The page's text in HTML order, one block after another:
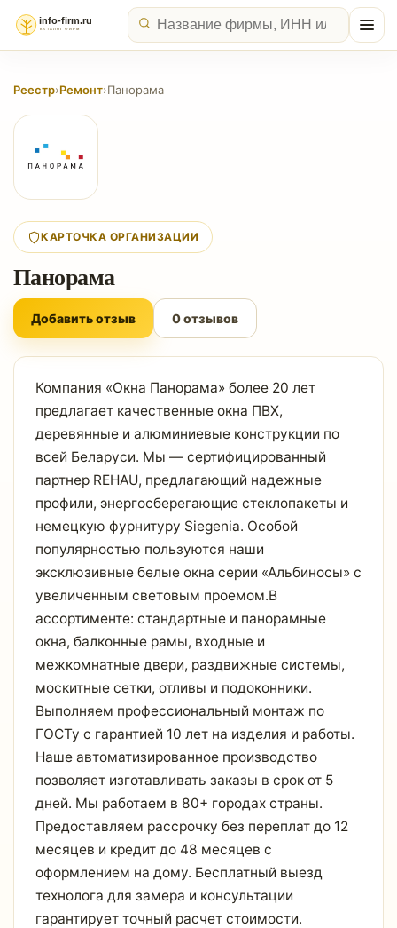
Реестр›Ремонт›Панорама
КАРТОЧКА ОРГАНИЗАЦИИ
Панорама
Добавить отзыв 0 отзывов
Компания «Окна Панорама» более 20 лет
предлагает качественные окна ПВХ,
деревянные и алюминиевые конструкции по
всей Беларуси. Мы — сертифицированный
партнер REHAU, предлагающий надежные
профили, энергосберегающие стеклопакеты и
немецкую фурнитуру Siegenia. Особой
популярностью пользуются наши
эксклюзивные белые окна серии «Альбиносы» с
увеличенным световым проемом.​ В
ассортименте: стандартные и панорамные
окна, балконные рамы, входные и
межкомнатные двери, раздвижные системы,
москитные сетки, отливы и подоконники.
Выполняем профессиональный монтаж по
ГОСТу с гарантией 10 лет на изделия и работы.​
Наше автоматизированное производство
позволяет изготавливать заказы в срок от 5
дней. Мы работаем в 80+ городах страны.
Предоставляем рассрочку без переплат до 12
месяцев и кредит до 48 месяцев с
оформлением на дому. Бесплатный выезд
технолога для замера и консультации
гарантирует точный расчет стоимости.